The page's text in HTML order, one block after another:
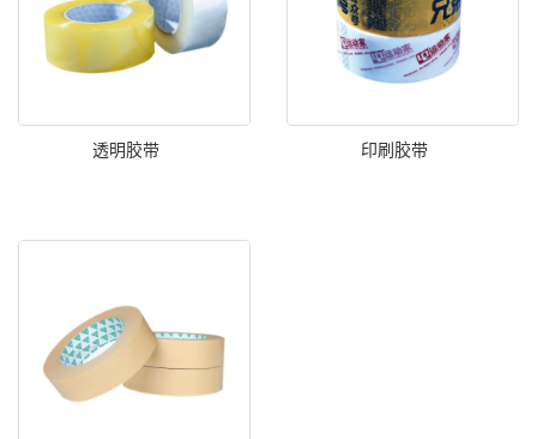
透明胶带 印刷胶带